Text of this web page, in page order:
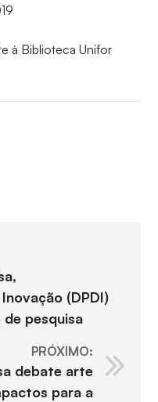
à Biblioteca Unifor
(DPDI)
pesquisa
PRÓXIMO:
debate arte
para a